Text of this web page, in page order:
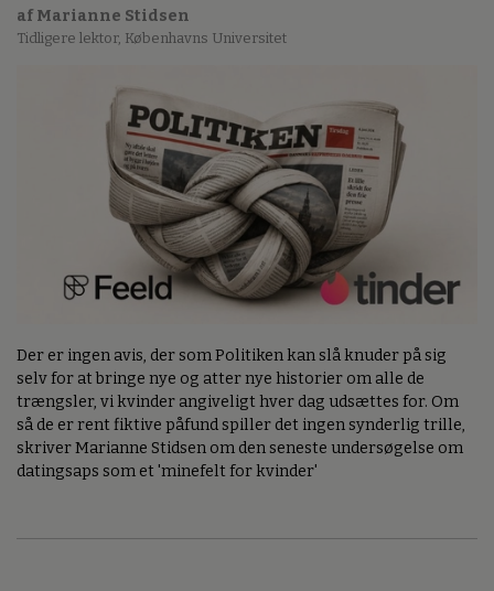
af Marianne Stidsen
Tidligere lektor, Københavns Universitet
Der er ingen avis, der som Politiken kan slå knuder på sig
selv for at bringe nye og atter nye historier om alle de
trængsler, vi kvinder angiveligt hver dag udsættes for. Om
så de er rent fiktive påfund spiller det ingen synderlig trille,
skriver Marianne Stidsen om den seneste undersøgelse om
datingsaps som et 'minefelt for kvinder'